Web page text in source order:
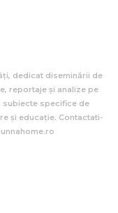
dedicat diseminării de
reportaje și analize pe
subiecte specifice de
și educație. Contactati-